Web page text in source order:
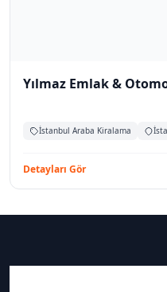
Yılmaz Emlak &
İstanbul Araba Kiralama
Detayları Gör